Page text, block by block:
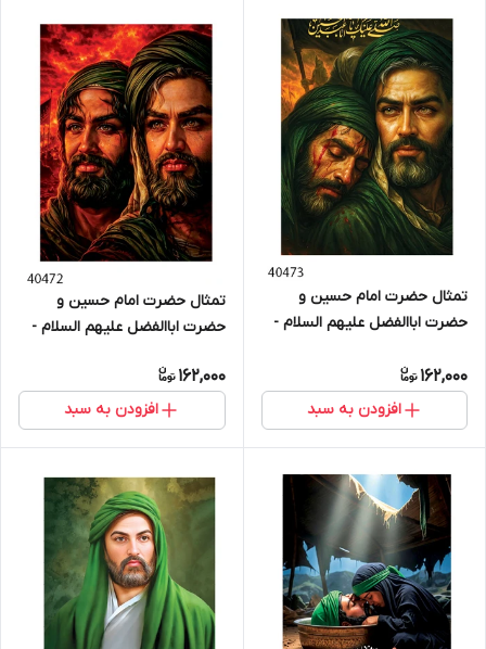
تمثال حضرت امام حسین و
حضرت اباالفضل علیهم السلام -
162,000
افزودن به سبد
تمثال حضرت امام حسین و
حضرت اباالفضل علیهم السلام -
162,000
افزودن به سبد